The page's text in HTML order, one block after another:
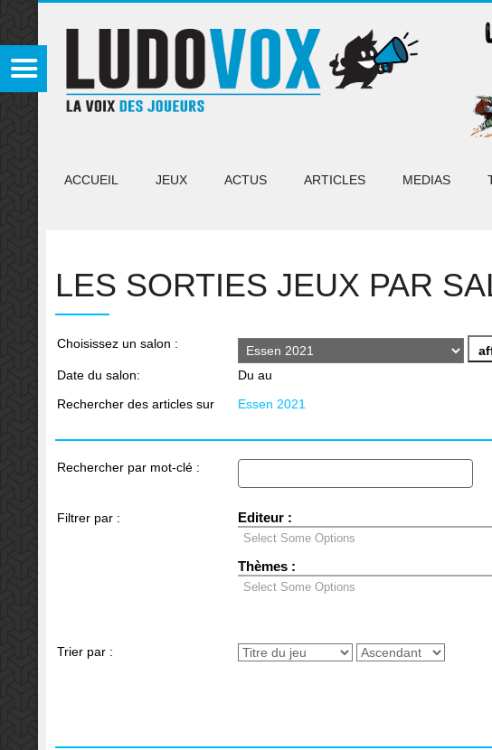
ACCUEIL JEUX ACTUS ARTICLES MEDIAS
LES SORTIES JEUX PAR
Choisissez un salon :
Date du salon: Du au
Rechercher des articles sur
Essen 2021
Rechercher par mot-clé :
Filtrer par : Editeur :
Thèmes :
Trier par :